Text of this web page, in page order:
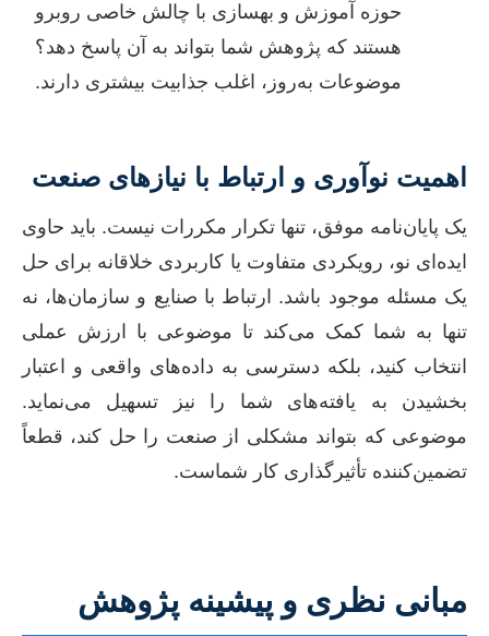
حوزه آموزش و بهسازی با چالش خاصی روبرو
هستند که پژوهش شما بتواند به آن پاسخ دهد؟
موضوعات به‌روز، اغلب جذابیت بیشتری دارند.
اهمیت نوآوری و ارتباط با نیازهای صنعت
یک پایان‌نامه موفق، تنها تکرار مکررات نیست. باید حاوی
ایده‌ای نو، رویکردی متفاوت یا کاربردی خلاقانه برای حل
یک مسئله موجود باشد. ارتباط با صنایع و سازمان‌ها، نه
تنها به شما کمک می‌کند تا موضوعی با ارزش عملی
انتخاب کنید، بلکه دسترسی به داده‌های واقعی و اعتبار
بخشیدن به یافته‌های شما را نیز تسهیل می‌نماید.
موضوعی که بتواند مشکلی از صنعت را حل کند، قطعاً
تضمین‌کننده تأثیرگذاری کار شماست.
مبانی نظری و پیشینه پژوهش